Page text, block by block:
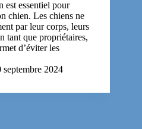
est essentiel pour
chien. Les chiens ne
par leur corps, leurs
tant que propriétaires,
d’éviter les
septembre 2024